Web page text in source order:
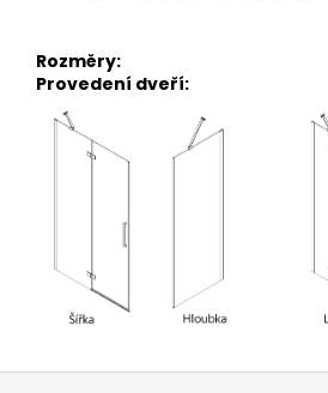
Provedení dveří: